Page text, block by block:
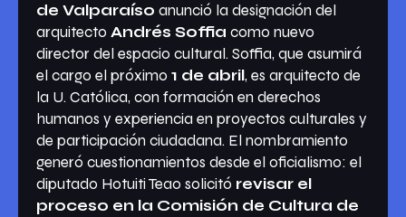
de Valparaíso anunció la designación del
arquitecto Andrés Soffia como nuevo
director del espacio cultural. Soffia, que asumirá
el cargo el próximo 1 de abril, es arquitecto de
la U. Católica, con formación en derechos
humanos y experiencia en proyectos culturales y
de participación ciudadana. El nombramiento
generó cuestionamientos desde el oficialismo: el
diputado Hotuiti Teao solicitó revisar el
proceso en la Comisión de Cultura de